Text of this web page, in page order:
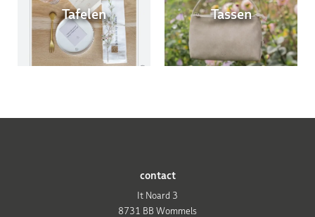
Tafelen Tassen
contact
It Noard 3
8731 BB Wommels